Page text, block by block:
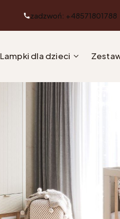
zadzwoń: +48571801788
Lampki dla dzieci